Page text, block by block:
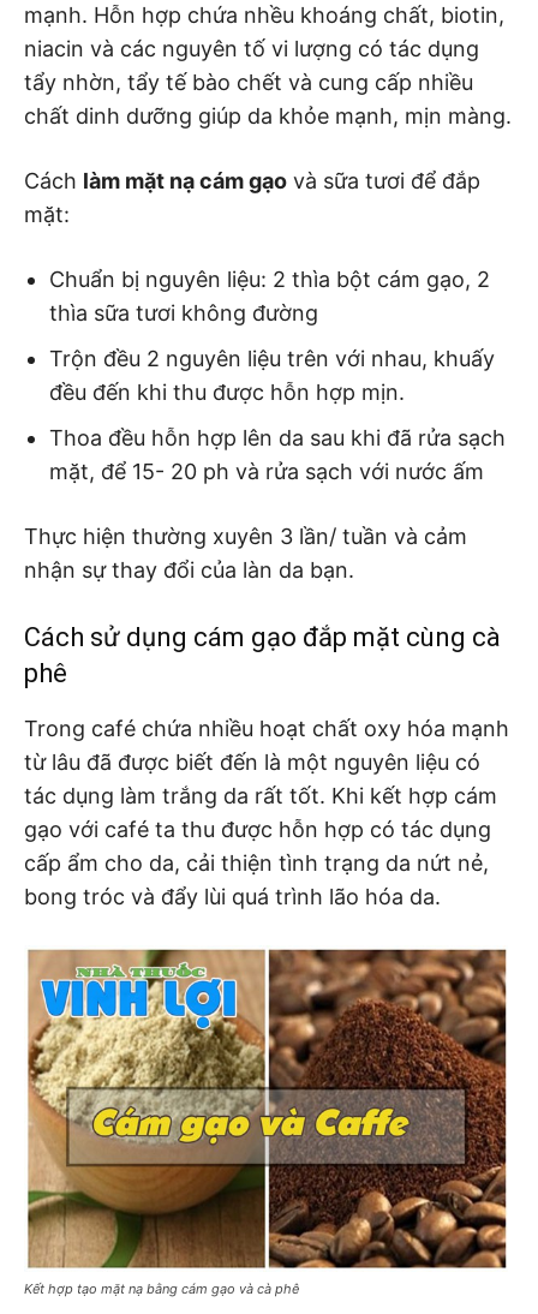
mạnh. Hỗn hợp chứa nhều khoáng chất, biotin,
niacin và các nguyên tố vi lượng có tác dụng
tẩy nhờn, tẩy tế bào chết và cung cấp nhiều
chất dinh dưỡng giúp da khỏe mạnh, mịn màng.
Cách làm mặt nạ cám gạo và sữa tươi để đắp
mặt:
Chuẩn bị nguyên liệu: 2 thìa bột cám gạo, 2
thìa sữa tươi không đường
Trộn đều 2 nguyên liệu trên với nhau, khuấy
đều đến khi thu được hỗn hợp mịn.
Thoa đều hỗn hợp lên da sau khi đã rửa sạch
mặt, để 15- 20 ph và rửa sạch với nước ấm
Thực hiện thường xuyên 3 lần/ tuần và cảm
nhận sự thay đổi của làn da bạn.
Cách sử dụng cám gạo đắp mặt cùng cà
phê
Trong café chứa nhiều hoạt chất oxy hóa mạnh
từ lâu đã được biết đến là một nguyên liệu có
tác dụng làm trắng da rất tốt. Khi kết hợp cám
gạo với café ta thu được hỗn hợp có tác dụng
cấp ẩm cho da, cải thiện tình trạng da nứt nẻ,
bong tróc và đẩy lùi quá trình lão hóa da.
Kết hợp tạo mặt nạ bằng cám gạo và cà phê